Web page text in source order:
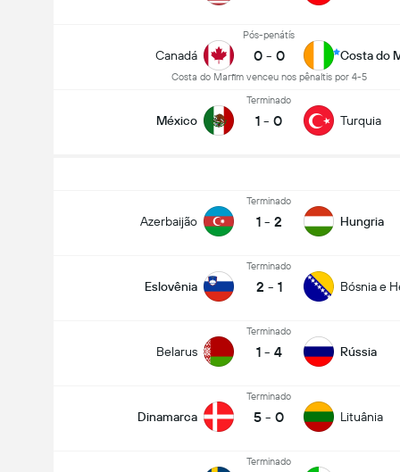
Canadá
Pós-penátís
0 - 0
Costa do Marfim venceu nos pênaltis por 4-5
Costa do
México
Terminado
1 - 0 Turquia
Azerbaijão
Terminado
1 - 2 Hungria
Eslovênia
Terminado
2 - 1 Bósnia e
Belarus
Terminado
1 - 4 Rússia
Dinamarca
Terminado
5 - 0 Lituânia
Terminado